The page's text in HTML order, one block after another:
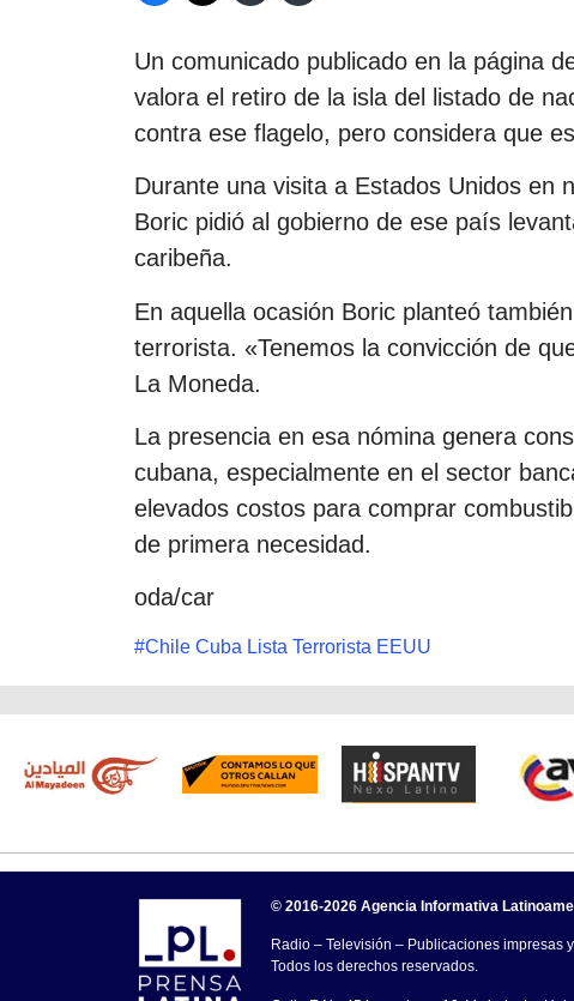
Un comunicado publicado en la página
valora el retiro de la isla del listado de
contra ese flagelo, pero considera que
Durante una visita a Estados Unidos en
Boric pidió al gobierno de ese país
caribeña.
En aquella ocasión Boric planteó
terrorista. «Tenemos la convicción de
La Moneda.
La presencia en esa nómina genera
cubana, especialmente en el sector
elevados costos para comprar
de primera necesidad.
oda/car
#Chile Cuba Lista Terrorista EEUU
© 2016-2026 Agencia Informativa
Radio – Televisión – Publicaciones impresas
Todos los derechos reservados.